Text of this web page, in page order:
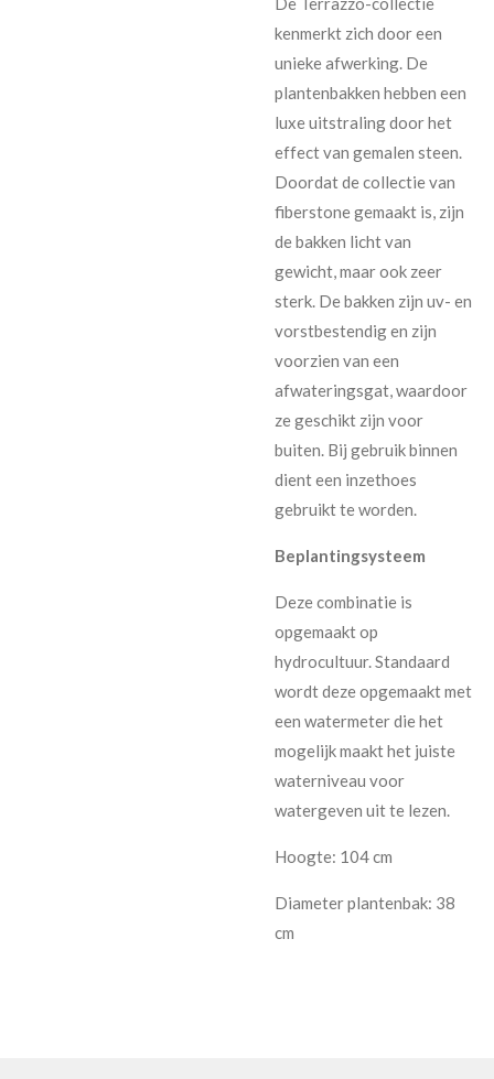
kenmerkt zich door een
unieke afwerking. De
plantenbakken hebben een
luxe uitstraling door het
effect van gemalen steen.
Doordat de collectie van
fiberstone gemaakt is, zijn
de bakken licht van
gewicht, maar ook zeer
sterk. De bakken zijn uv- en
vorstbestendig en zijn
voorzien van een
afwateringsgat, waardoor
ze geschikt zijn voor
buiten. Bij gebruik binnen
dient een inzethoes
gebruikt te worden.
Beplantingsysteem
Deze combinatie is
opgemaakt op
hydrocultuur. Standaard
wordt deze opgemaakt met
een watermeter die het
mogelijk maakt het juiste
waterniveau voor
watergeven uit te lezen.
Hoogte: 104 cm
Diameter plantenbak: 38
cm